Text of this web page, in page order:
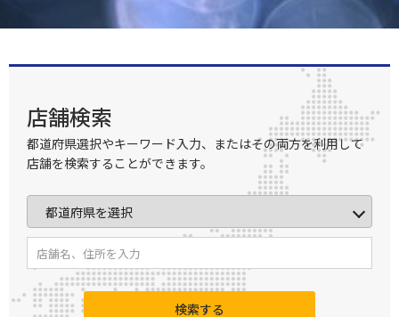
店舗検索
都道府県選択やキーワード入力、またはその両方を利用して
店舗を検索することができます。
検索する